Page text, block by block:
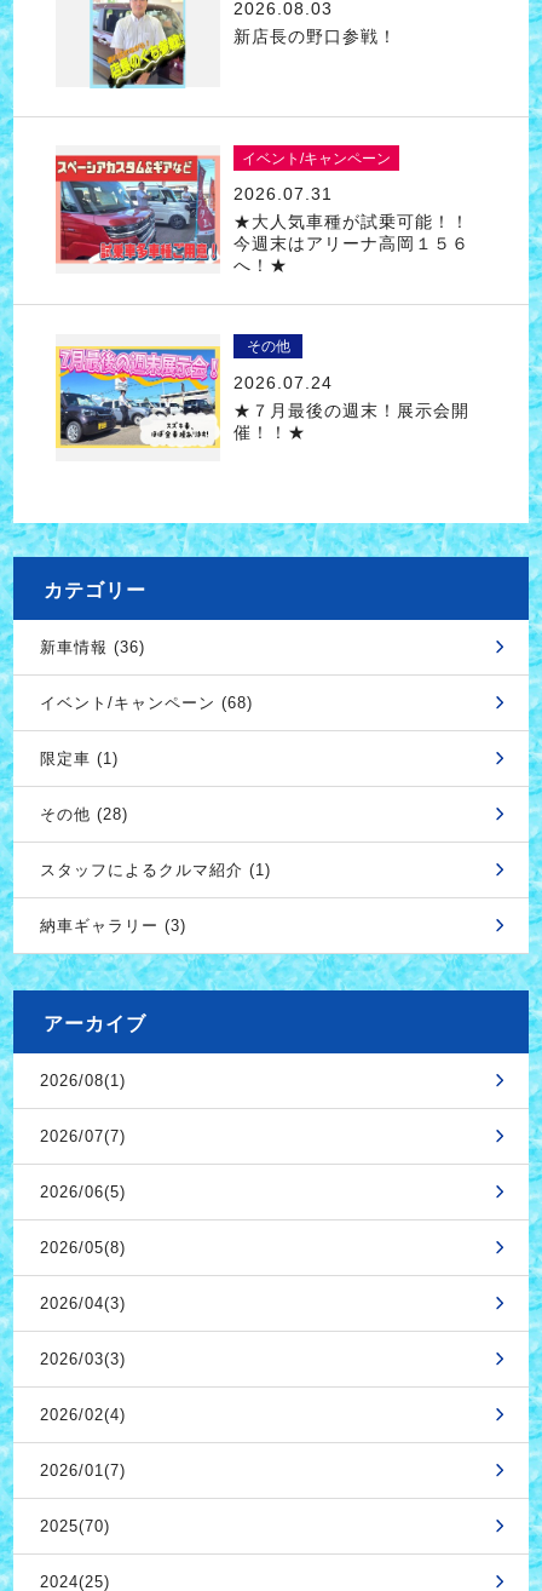
2026.08.03
新店長の野口参戦！
イベント/キャンペーン
2026.07.31
★大人気車種が試乗可能！！
今週末はアリーナ高岡１５６
へ！★
その他
2026.07.24
★７月最後の週末！展示会開
催！！★
カテゴリー
新車情報 (36)
イベント/キャンペーン (68)
限定車 (1)
その他 (28)
スタッフによるクルマ紹介 (1)
納車ギャラリー (3)
アーカイブ
2026/08(1)
2026/07(7)
2026/06(5)
2026/05(8)
2026/04(3)
2026/03(3)
2026/02(4)
2026/01(7)
2025(70)
2024(25)